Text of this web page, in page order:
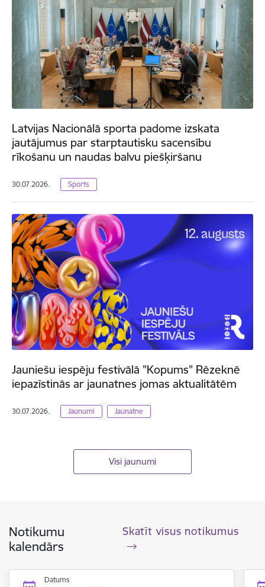
Latvijas Nacionālā sporta padome izskata
jautājumus par starptautisku sacensību
rīkošanu un naudas balvu piešķiršanu
30.07.2026. Sports
Jauniešu iespēju festivālā "Kopums" Rēzeknē
iepazīstinās ar jaunatnes jomas aktualitātēm
30.07.2026. Jaunumi Jaunatne
Visi jaunumi
Notikumu
kalendārs
Skatīt visus notikumus
Datums